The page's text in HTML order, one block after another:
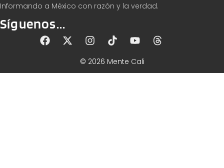
Informando a México con razón y la verdad.
Síguenos...
© 2026 Mente Cali